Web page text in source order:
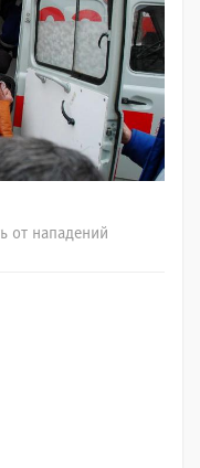
от нападений